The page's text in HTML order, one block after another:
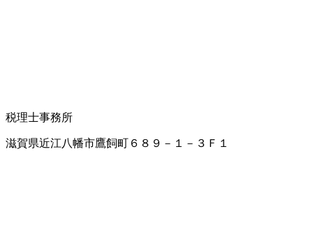
税理士事務所
滋賀県近江八幡市鷹飼町６８９－１－３Ｆ１